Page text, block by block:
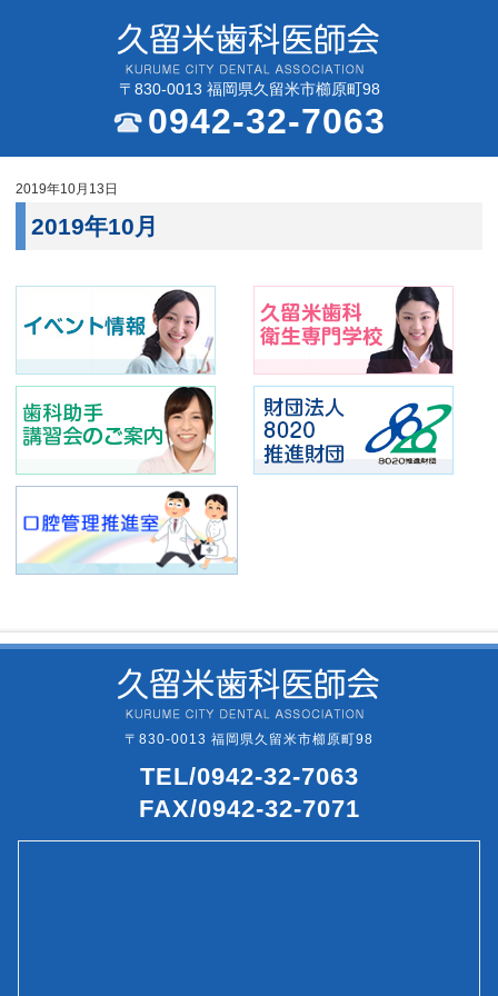
〒830-0013 福岡県久留米市櫛原町98
0942-32-7063
2019年10月13日
2019年10月
〒830-0013 福岡県久留米市櫛原町98
TEL/0942-32-7063
FAX/0942-32-7071